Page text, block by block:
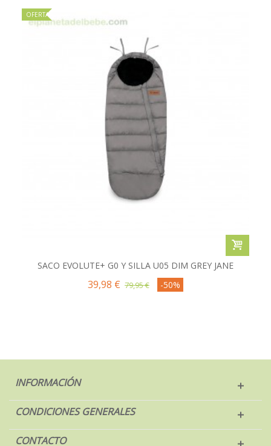
OFERTA
SACO EVOLUTE+ G0 Y SILLA U05 DIM GREY JANE
39,98 € 79,95 € -50%
INFORMACIÓN
CONDICIONES GENERALES
CONTACTO